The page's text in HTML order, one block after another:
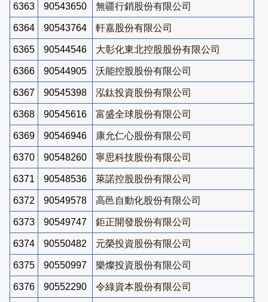
6363 90543650 無疆行銷股份有限公司
6364 90543764 軒嘉股份有限公司
6365 90544546 大彰化東北控股股份有限公司
6366 90544905 沃能控股股份有限公司
6367 90545398 泓鈦投資股份有限公司
6368 90545616 富盛全球股份有限公司
6369 90546946 康允仁心股份有限公司
6370 90548260 寧思科技股份有限公司
6371 90548536 萊諾控股股份有限公司
6372 90549578 高邑自動化股份有限公司
6373 90549747 鉅正開發股份有限公司
6374 90550482 元榮投資股份有限公司
6375 90550997 樂燦投資股份有限公司
6376 90552290 令綠資本股份有限公司